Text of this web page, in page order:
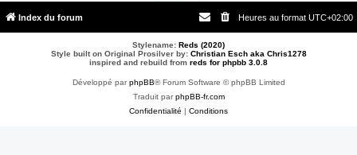
Index du forum Heures au format UTC+02:00
Stylename: Reds (2020)
Style built on Original Prosilver by: Christian Esch aka Chris1278
inspired and rebuild from reds for phpbb 3.0.8
Développé parphpBB® Forum Software © phpBB Limited
Traduit parphpBB-fr.com
Confidentialité | Conditions